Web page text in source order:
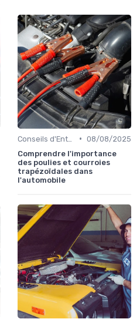
• 08/08/2025
Comprendre l'importance
des poulies et courroies
trapézoïdales dans
l'automobile